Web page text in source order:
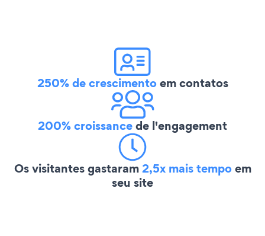
250% de crescimentoem contatos
200% croissancede l'engagement
Os visitantes gastaram2,5x mais tempoem
seu site